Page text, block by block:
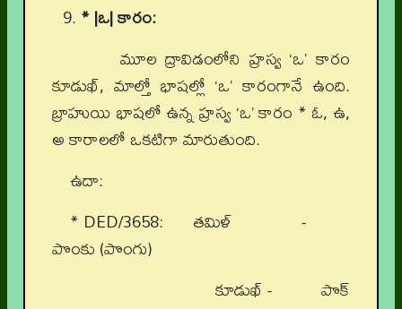
* |ఒ| కారం:
మూల ద్రావిడంలోని హ్రస్వ ‘ఒ’ కారం
కూడుఖ్, మాల్తో భాషల్లో ‘ఒ’ కారంగానే ఉంది.
బ్రాహుయి భాషలో ఉన్న హ్రస్వ ‘ఒ’ కారం * ఓ, ఉ,
అ కారాలలో ఒకటిగా మారుతుంది.
ఉదా:
* DED/3658: తమిళ్ -
పొంకు (పొంగు)
కూడుఖ్ - పొక్